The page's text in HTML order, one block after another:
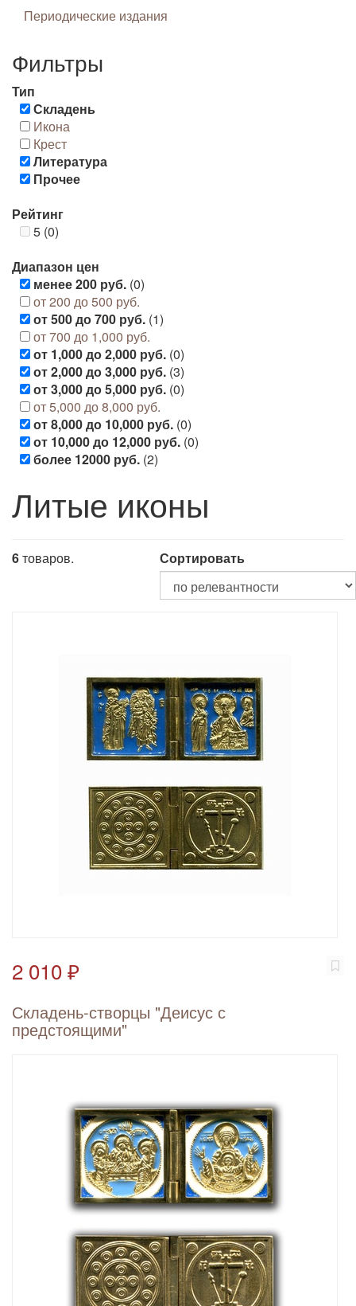
Периодические издания
Фильтры
Тип
Складень
Икона
Крест
Литература
Прочее
Рейтинг
5 (0)
Диапазон цен
менее 200 руб. (0)
от 200 до 500 руб.
от 500 до 700 руб. (1)
от 700 до 1,000 руб.
от 1,000 до 2,000 руб. (0)
от 2,000 до 3,000 руб. (3)
от 3,000 до 5,000 руб. (0)
от 5,000 до 8,000 руб.
от 8,000 до 10,000 руб. (0)
от 10,000 до 12,000 руб. (0)
более 12000 руб. (2)
Литые иконы
6товаров. Сортировать
2 010 ₽
Складень-створцы "Деисус с
предстоящими"